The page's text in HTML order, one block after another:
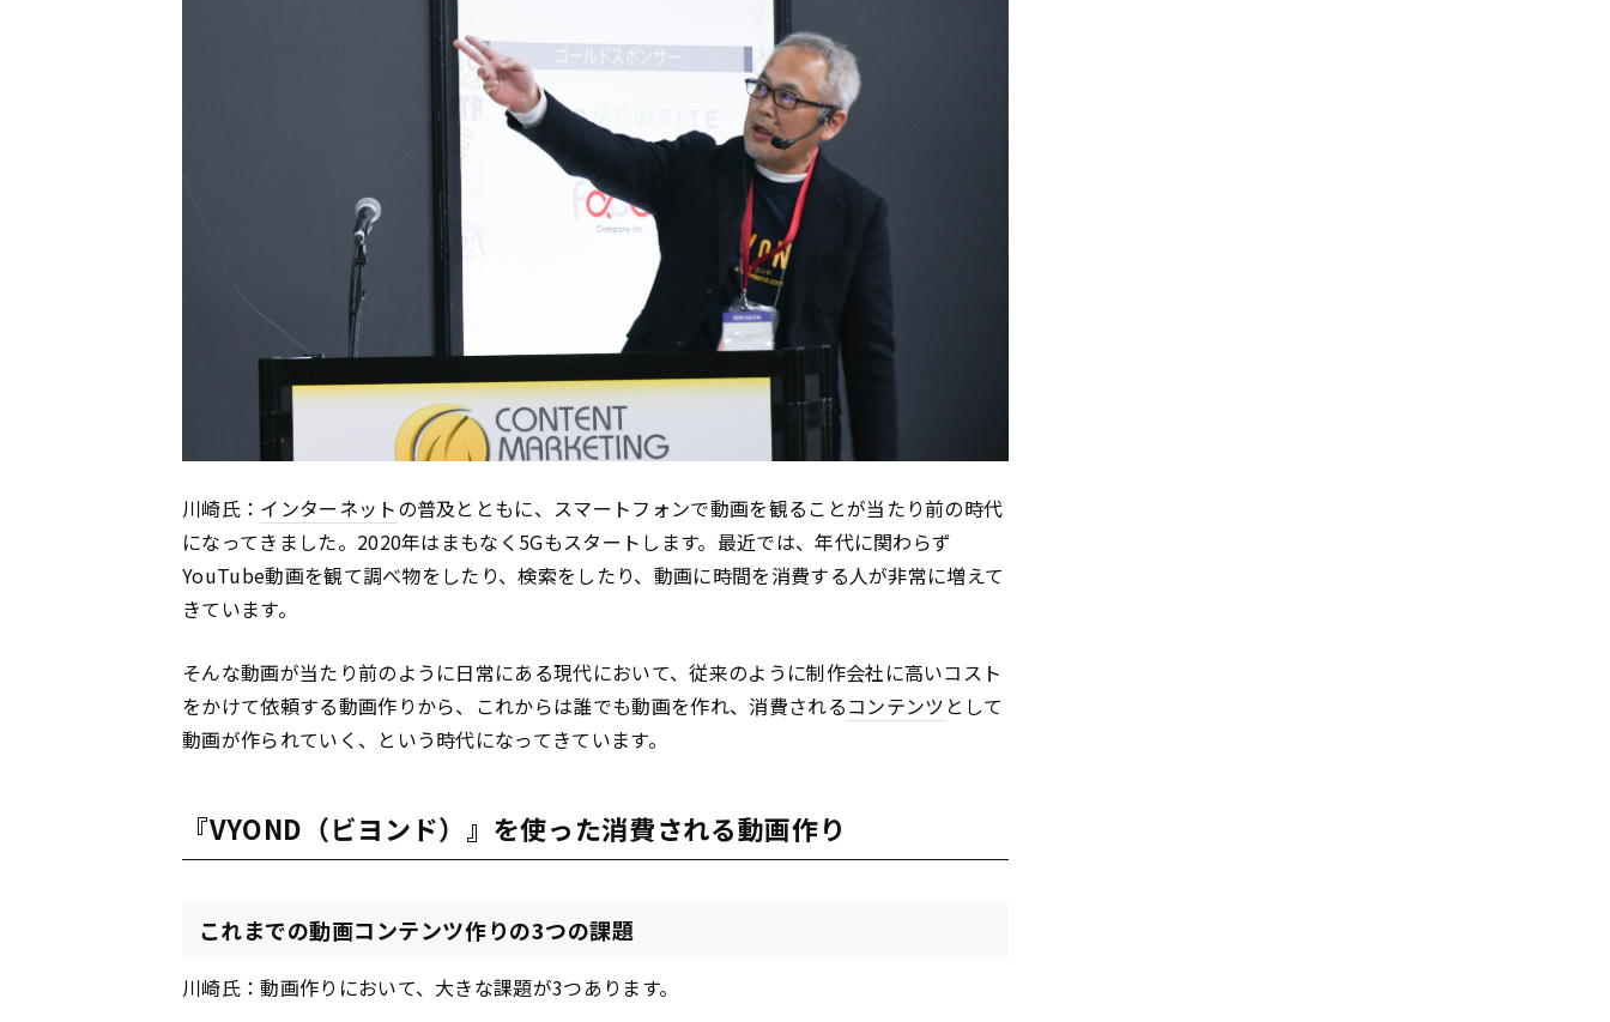
川崎氏： インターネットの普及とともに、スマートフォンで動画を観ることが当たり前の時代
になってきました。2020年はまもなく5Gもスタートします。最近では、年代に関わらず
YouTube動画を観て調べ物をしたり、検索をしたり、動画に時間を消費する人が非常に増えて
きています。
そんな動画が当たり前のように日常にある現代において、従来のように制作会社に高いコスト
をかけて依頼する動画作りから、これからは誰でも動画を作れ、消費されるコンテンツ として
動画が作られていく、という時代になってきています。
『VYOND（ビヨンド）』を使った消費される動画作り
これまでの動画コンテンツ作りの3つの課題
川崎氏：動画作りにおいて、大きな課題が3つあります。